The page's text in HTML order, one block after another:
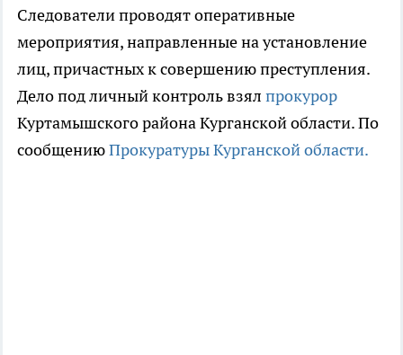
Следователи проводят оперативные
мероприятия, направленные на установление
лиц, причастных к совершению преступления.
Дело под личный контроль взял прокурор
Куртамышского района Курганской области. По
сообщениюПрокуратуры Курганской области.